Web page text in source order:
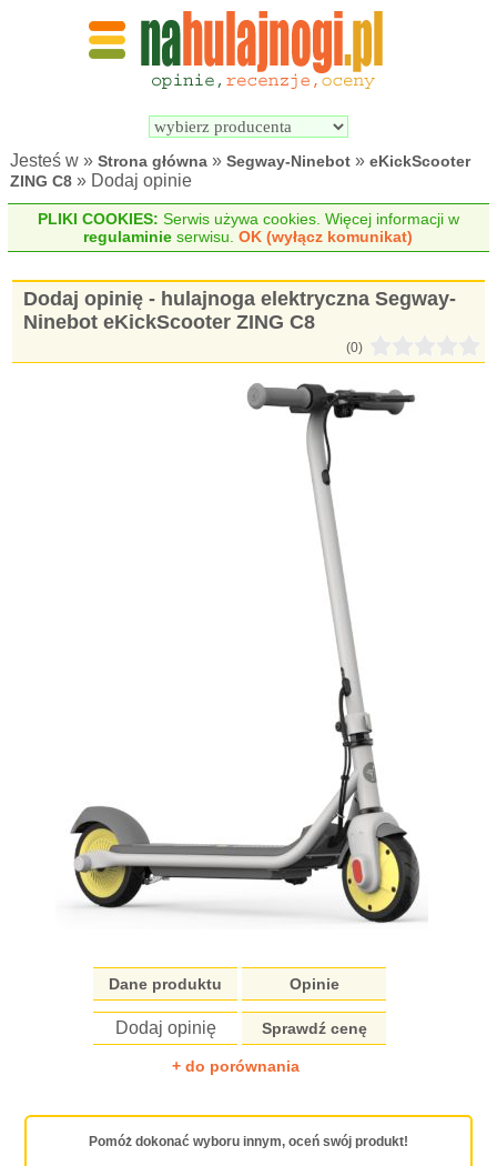
Wyszukiwarka
elektrycznych
Jesteś w »Strona główna »Segway-Ninebot »eKickScooter
ZING C8 » Dodaj opinie
PLIKI COOKIES: Serwis używa cookies. Więcej informacji w
regulaminie serwisu.OK (wyłącz komunikat)
Dodaj opinię - hulajnoga elektryczna Segway-
Ninebot eKickScooter ZING C8
(0)
Dane produktu Opinie
Dodaj opinię Sprawdź cenę
+ do porównania
Pomóż dokonać wyboru innym, oceń swój produkt!